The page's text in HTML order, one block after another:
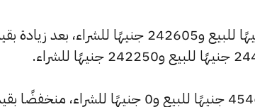
وارتفع سعر الأونصة بالجنيه ليصل إلى 244385 جنيهًا للبيع و242605 جنيهًا للشراء، بعد